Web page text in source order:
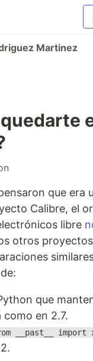
Martinez
que era
Calibre, el
libre
otros
que
en 2.7.
__past__ import